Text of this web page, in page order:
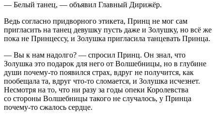
— Белый танец, — объявил Главный Дирижёр.
Ведь согласно придворного этикета, Принц не мог сам
пригласить на танец девушку пусть даже и Золушку, но всё же
пока не Принцессу, и Золушка пригласила танцевать Принца.
— Вы к нам надолго? — спросил Принц. Он знал, что
Золушка это подарок для него от Волшебницы, но в глубине
души почему-то появился страх, вдруг не получится, как
пообещала та, вдруг что-то сломается, и Золушка исчезнет.
Несмотря на то, что ни разу за годы опеки Королевства
со стороны Волшебницы такого не случалось, у Принца
почему-то сжалось сердце.